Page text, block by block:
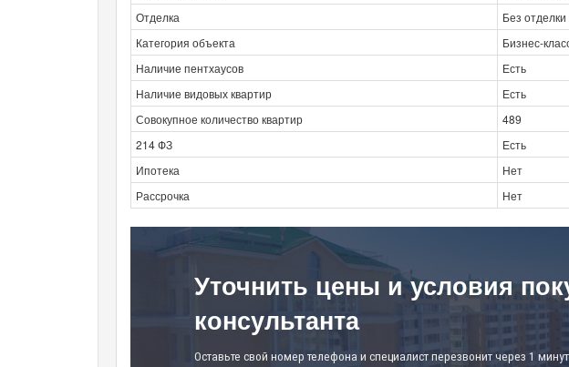
Отделка
Без отделки
Категория объекта
Бизнес-
Наличие пентхаусов
Есть
Наличие видовых квартир
Есть
Совокупное количество квартир
489
214 ФЗ
Есть
Ипотека
Нет
Рассрочка
Нет
Уточнить цены и условия
консультанта
Оставьте свой номер телефона и специалист перезвонит через 1